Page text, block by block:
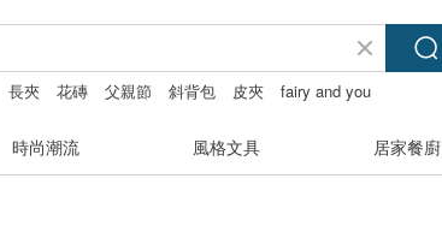
長夾 花磚 父親節 斜背包 皮夾 fairy and you
時尚潮流 風格文具 居家餐廚